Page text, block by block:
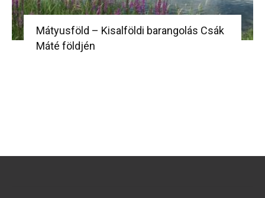
Mátyusföld – Kisalföldi barangolás Csák
Máté földjén